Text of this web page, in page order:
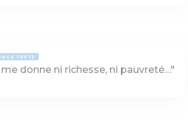
TEXTE
donne ni richesse, ni pauvreté…"